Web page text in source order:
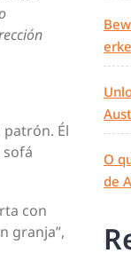
Él
con
granja”,
O
de